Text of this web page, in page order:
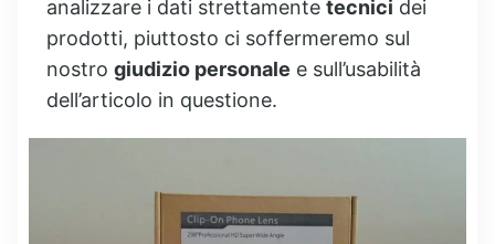
analizzare i dati strettamente tecnici dei
prodotti, piuttosto ci soffermeremo sul
nostro giudizio personale e sull’usabilità
dell’articolo in questione.